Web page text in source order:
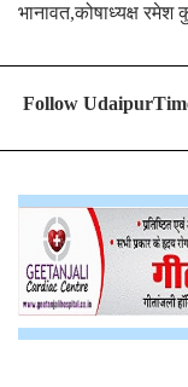
भानावत,कोषाध्यक्ष रमेश
Follow